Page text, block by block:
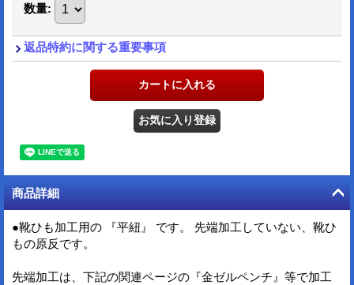
数量:
返品特約に関する重要事項
商品詳細
●靴ひも加工用の 『平紐』 です。 先端加工していない、靴ひ
もの原反です。
先端加工は、下記の関連ページの『金ゼルペンチ』等で加工